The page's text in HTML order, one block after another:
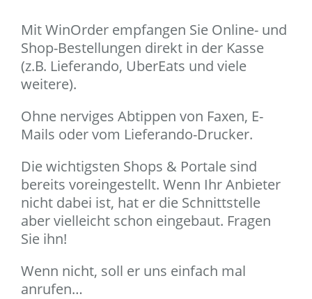
Mit WinOrder empfangen Sie Online- und
Shop-Bestellungen direkt in der Kasse
(z.B. Lieferando, UberEats und viele
weitere).
Ohne nerviges Abtippen von Faxen, E-
Mails oder vom Lieferando-Drucker.
Die wichtigsten Shops & Portale sind
bereits voreingestellt. Wenn Ihr Anbieter
nicht dabei ist, hat er die Schnittstelle
aber vielleicht schon eingebaut. Fragen
Sie ihn!
Wenn nicht, soll er uns einfach mal
anrufen…